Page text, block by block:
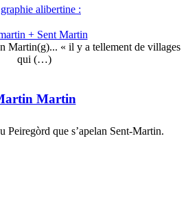
alibertine :
+ Sent Martin
Martin(g)... « il y a tellement de villages
qui (…)
Martin
Peiregòrd que s’apelan Sent-Martin.